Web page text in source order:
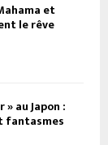
et
le rêve
au Japon :
fantasmes